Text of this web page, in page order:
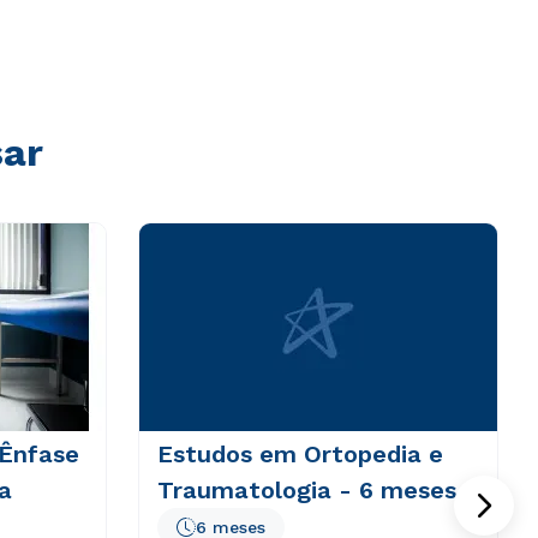
Estudos em Ortopedia e
Traumatologia - 6 meses
6 meses